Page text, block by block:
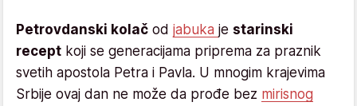
Petrovdanski kolač od jabuka je starinski
recept koji se generacijama priprema za praznik
svetih apostola Petra i Pavla. U mnogim krajevima
Srbije ovaj dan ne može da prođe bez mirisnog